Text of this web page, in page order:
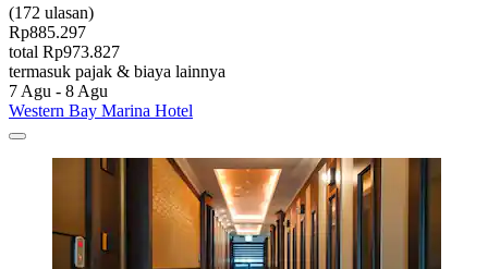
(172 ulasan)
Rp885.297
total Rp973.827
termasuk pajak & biaya lainnya
7 Agu - 8 Agu
Western Bay Marina Hotel